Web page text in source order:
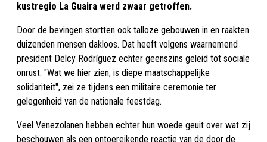
kustregio La Guaira werd zwaar getroffen.
Door de bevingen stortten ook talloze gebouwen in en raakten
duizenden mensen dakloos. Dat heeft volgens waarnemend
president Delcy Rodríguez echter geenszins geleid tot sociale
onrust. "Wat we hier zien, is diepe maatschappelijke
solidariteit", zei ze tijdens een militaire ceremonie ter
gelegenheid van de nationale feestdag.
Veel Venezolanen hebben echter hun woede geuit over wat zij
beschouwen als een ontoereikende reactie van de door de